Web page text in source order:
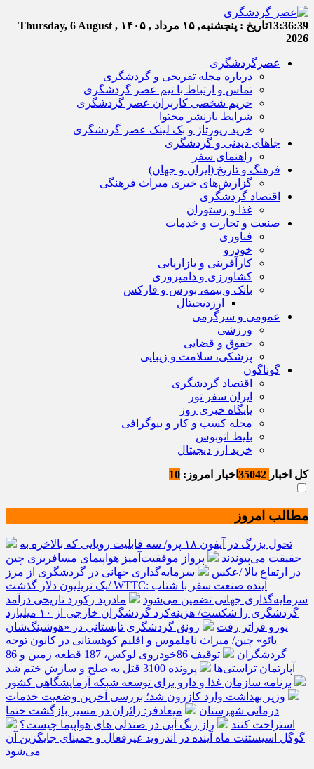
13:36:40تاریخ : پنجشنبه, ۱۵ مرداد , ۱۴۰۵
Thursday, 6 August ,
2026
عصرگردشگری
درباره مجله تفریحی و گردشگری
تماس و ارتباط با تیم عصر گردشگری
حریم شخصی کاربران عصر گردشگری
شرایط بازنشر محتوا
خرید رپورتاژ و بک لینک عصر گردشگری
جاهای دیدنی و گردشگری
راهنمای سفر
فرهنگ و تاریخ (ایران و جهان)
گزارش‌های خبری میراث فرهنگی
اقتصاد گردشگری
غذا و رستوران
صنعت و تجارت و خدمات
فناوری
خودرو
کارآفرینی و بازاریابی
کشاورزی و دامپروری
بانک و بیمه، بورس و فارکس
ارزدیجیتال
عمومی و سرگرمی
ورزشی
حقوق و قضایی
پزشکی، سلامت و زیبایی
گوناگون
اقتصاد گردشگری
ایران سفر تور
پایگاه خبری روز
مجله کسب و کار و بیوگرافی
بلیط اتوبوس
خرید ارز دیجیتال
کل اخبار اخبار امروز: 10
مطالب امروز
تحول بزرگ در آیفون ۱۸ پرو/ سه قابلیت رویایی که بالاخره به
حقیقت می‌پیوندند
پرواز موفقیت‌آمیز هواپیمای مسافربری چین
در ارتفاع بالا /عکس
سرمایه‌گذاری جهانی در گردشگری از مرز
یک تریلیون دلار گذشت/ WTTC: آینده صنعت سفر با شتاب
سرمایه‌گذاری جهانی تضمین می‌شود
مادرید رکورد تاریخی درآمد
گردشگری را شکست/ هزینه‌کرد گردشگران خارجی از ۱۰ میلیارد
یورو فراتر رفت
رونق گردشگری تابستانی در «هوشینگ‌شان
یائو» چین/ میراث ناملموس و اقلیم کوهستانی در کانون توجه
گردشگران
توقیف 86خودروی لوکس، 187 قطعه زمین و 86
آپارتمان تراستی‌ها
پرونده 3100 قتل به صلح و سازش ختم شد
برنامه سازمان غذا و دارو برای توسعه شبکه آزمایشگاهی کشور
وزیر بهداشت وارد کازرون شد؛ بررسی آخرین وضعیت خدمات
درمانی شهرستان
میعادفر: زائران در مسیر بازگشت حتما
استراحت کنند
راز رنگ آبی در صندلی های هواپیما چیست؟
گوگل اسیستنت ماه آینده در اندروید غیرفعال و جمینای جایگزین آن
می‌شود